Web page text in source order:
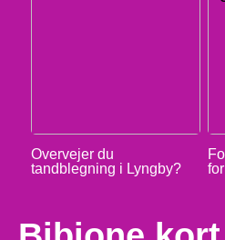
Overvejer du
tandblegning i Lyngby?